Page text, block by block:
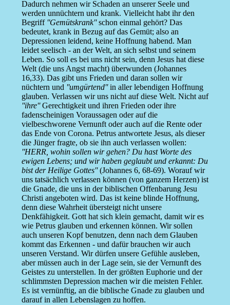
Dadurch nehmen wir Schaden an unserer Seele und
werden unnüchtern und krank. Vielleicht habt ihr den
Begriff ''Gemütskrank''schon einmal gehört? Das
bedeutet, krank in Bezug auf das Gemüt; also an
Depressionen leidend, keine Hoffnung habend. Man
leidet seelisch - an der Welt, an sich selbst und seinem
Leben. So soll es bei uns nicht sein, denn Jesus hat diese
Welt (die uns Angst macht) überwunden (Johannes
16,33). Das gibt uns Frieden und daran sollen wir
nüchtern und ''umgürtend''in aller lebendigen Hoffnung
glauben. Verlassen wir uns nicht auf diese Welt. Nicht auf
''ihre''Gerechtigkeit und ihren Frieden oder ihre
fadenscheinigen Voraussagen oder auf die
vielbeschworene Vernunft oder auch auf die Rente oder
das Ende von Corona. Petrus antwortete Jesus, als dieser
die Jünger fragte, ob sie ihn auch verlassen wollen:
''HERR, wohin sollen wir gehen? Du hast Worte des
ewigen Lebens; und wir haben geglaubt und erkannt: Du
bist der Heilige Gottes''(Johannes 6, 68-69). Worauf wir
uns tatsächlich verlassen können (von ganzem Herzen) ist
die Gnade, die uns in der biblischen Offenbarung Jesu
Christi angeboten wird. Das ist keine blinde Hoffnung,
denn diese Wahrheit übersteigt nicht unsere
Denkfähigkeit. Gott hat sich klein gemacht, damit wir es
wie Petrus glauben und erkennen können. Wir sollen
auch unseren Kopf benutzen, denn nach dem Glauben
kommt das Erkennen - und dafür brauchen wir auch
unseren Verstand. Wir dürfen unsere Gefühle ausleben,
aber müssen auch in der Lage sein, sie der Vernunft des
Geistes zu unterstellen. In der größten Euphorie und der
schlimmsten Depression machen wir die meisten Fehler.
Es ist vernünftig, an die biblische Gnade zu glauben und
darauf in allen Lebenslagen zu hoffen.